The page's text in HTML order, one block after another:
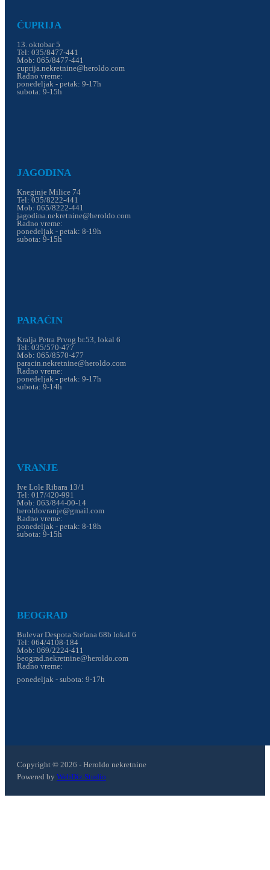
JAGODINA
Kneginje Milice 74
Tel: 035/8222-441
Mob: 065/8222-441
jagodina.nekretnine@heroldo.com
Radno vreme:
ponedeljak - petak: 8-19h
subota: 9-15h
ĆUPRIJA
13. oktobar 5
Tel: 035/8477-441
Mob: 065/8477-441
cuprija.nekretnine@heroldo.com
Radno vreme:
ponedeljak - petak: 9-17h
subota: 9-15h
PARAĆIN
Kralja Petra Prvog br.53, lokal 6
Tel: 035/570-477
Mob: 065/8570-477
paracin.nekretnine@heroldo.com
Radno vreme:
ponedeljak - petak: 9-17h
subota: 9-14h
VRANJE
Ive Lole Ribara 13/1
Tel: 017/420-991
Mob: 063/844-00-14
heroldovranje@gmail.com
Radno vreme:
ponedeljak - petak: 8-18h
subota: 9-15h
BEOGRAD
Bulevar Despota Stefana 68b lokal 6
Tel: 064/4108-184
Mob: 069/2224-411
beograd.nekretnine@heroldo.com
Radno vreme:
ponedeljak - subota: 9-17h
Copyright © 2026 - Heroldo nekretnine
Powered by WebDiz Studio